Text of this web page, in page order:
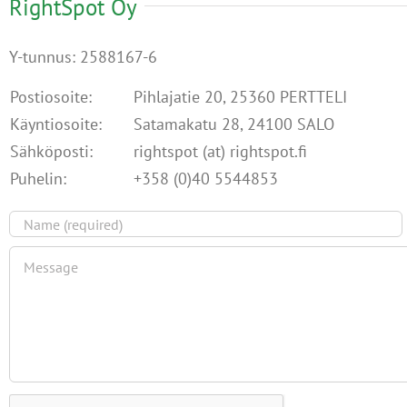
RightSpot Oy
Y-tunnus: 2588167-6
Postiosoite:
Pihlajatie 20, 25360 PERTTELI
Käyntiosoite:
Satamakatu 28, 24100 SALO
Sähköposti:
rightspot (at) rightspot.fi
Puhelin:
+358 (0)40 5544853